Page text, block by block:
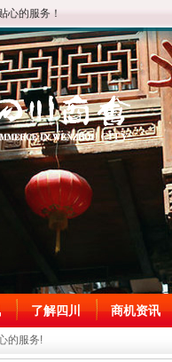
心的服务！
的服务!
了解四川 商机资讯